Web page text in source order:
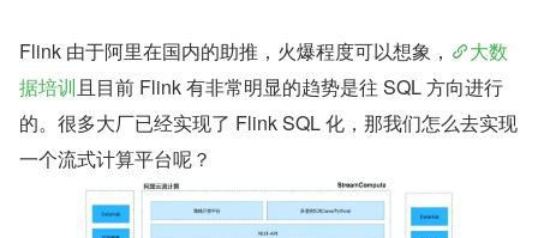
Flink 由于阿里在国内的助推，火爆程度可以想象，
大数
据培训 且目前 Flink 有非常明显的趋势是往 SQL 方向进行
的。很多大厂已经实现了 Flink SQL 化，那我们怎么去实现
一个流式计算平台呢？